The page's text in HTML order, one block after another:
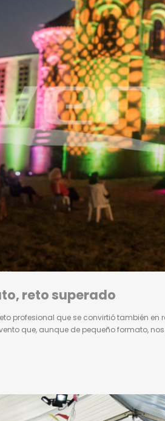
reto superado
profesional que se convirtió también
que, aunque de pequeño formato,